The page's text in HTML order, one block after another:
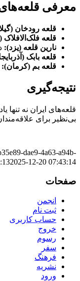
معرفی
قلعه رودخان
قلعه
نارین قلعه (یزد):
قلعه بابک
قلعه بم (کرمان):
نتیجه‌گیری
قلعه‌های ایران نه تنها
بی‌نظیر برای
dae9-4a63-a94b-
2025-12-20 07:43:14
صفحات
انجمن
ثبت نام
حساب کاربری
خروج
رسوم
سفر
فرهنگ
نشریه
ورود